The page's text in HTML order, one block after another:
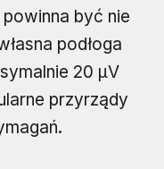
być nie
podłoga
20 μV
przyrządy